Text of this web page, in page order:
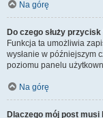
Na górę
Do czego służy
Funkcja ta umożliwia
wysłanie w późniejszym
poziomu panelu
Na górę
Dlaczego mój post